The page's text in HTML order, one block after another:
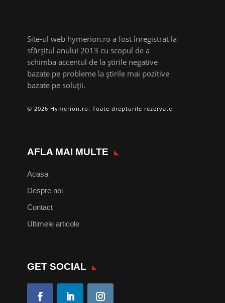
Site-ul web hymerion.ro a fost înregistrat la
sfârșitul anului 2013 cu scopul de a
schimba accentul de la știrile negative
bazate pe probleme la știrile mai pozitive
bazate pe soluții.
© 2026 Hymerion.ro. Toate drepturile rezervate.
AFLA MAI MULTE
Acasa
Despre noi
Contact
Ultimele articole
GET SOCIAL